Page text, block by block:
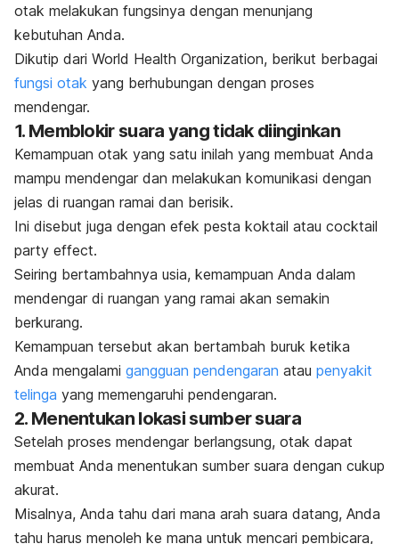
otak melakukan fungsinya dengan menunjang
kebutuhan Anda.
Dikutip dari World Health Organization, berikut berbagai
fungsi otak yang berhubungan dengan proses
mendengar.
1. Memblokir suara yang tidak diinginkan
Kemampuan otak yang satu inilah yang membuat Anda
mampu mendengar dan melakukan komunikasi dengan
jelas di ruangan ramai dan berisik.
Ini disebut juga dengan efek pesta koktail atau cocktail
party effect.
Seiring bertambahnya usia, kemampuan Anda dalam
mendengar di ruangan yang ramai akan semakin
berkurang.
Kemampuan tersebut akan bertambah buruk ketika
Anda mengalami gangguan pendengaran atau penyakit
telinga yang memengaruhi pendengaran.
2. Menentukan lokasi sumber suara
Setelah proses mendengar berlangsung, otak dapat
membuat Anda menentukan sumber suara dengan cukup
akurat.
Misalnya, Anda tahu dari mana arah suara datang, Anda
tahu harus menoleh ke mana untuk mencari pembicara,